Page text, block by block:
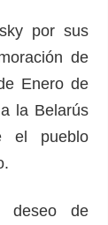
por sus
de
Enero de
la Belarús
el pueblo
deseo de